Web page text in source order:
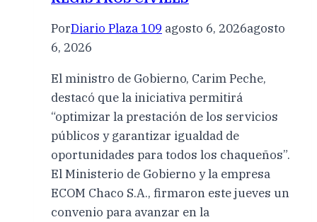
PorDiario Plaza 109 agosto 6, 2026agosto
6, 2026
El ministro de Gobierno, Carim Peche,
destacó que la iniciativa permitirá
“optimizar la prestación de los servicios
públicos y garantizar igualdad de
oportunidades para todos los chaqueños”.
El Ministerio de Gobierno y la empresa
ECOM Chaco S.A., firmaron este jueves un
convenio para avanzar en la